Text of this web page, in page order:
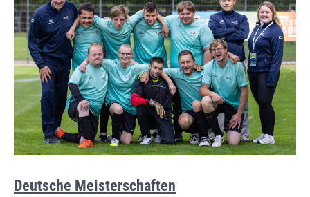
Deutsche Meisterschaften